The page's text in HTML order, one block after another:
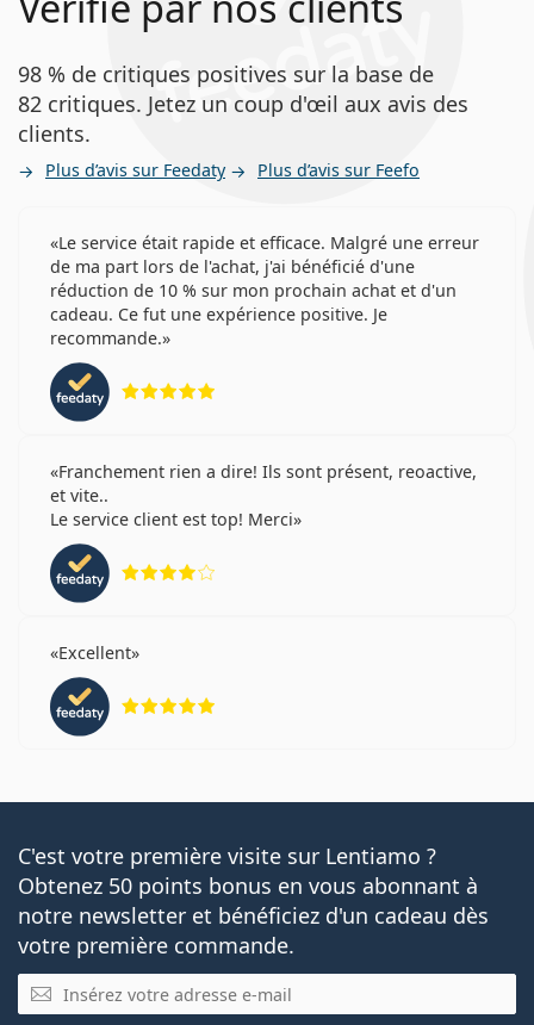
98 % de critiques positives sur la base de
82 critiques. Jetez un coup d'œil aux avis des
clients.
Plus d’avis sur Feedaty Plus d’avis sur Feefo
Le service était rapide et efficace. Malgré une erreur
de ma part lors de l'achat, j'ai bénéficié d'une
réduction de 10 % sur mon prochain achat et d'un
cadeau. Ce fut une expérience positive. Je
recommande.
Franchement rien a dire! Ils sont présent, reoactive,
et vite..
Le service client est top! Merci
Excellent
C'est votre première visite sur Lentiamo ?
Obtenez 50 points bonus en vous abonnant à
notre newsletter et bénéficiez d'un cadeau dès
votre première commande.
E-mail